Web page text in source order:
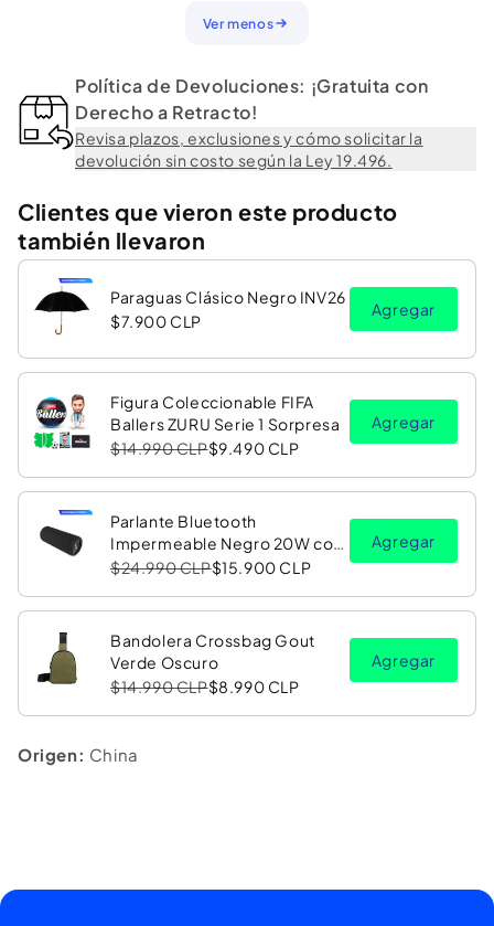
Ver menos
Política de Devoluciones: ¡Gratuita con
Derecho a Retracto!
Revisa plazos, exclusiones y cómo solicitar la
devolución sin costo según la Ley 19.496.
Clientes que vieron este producto
también llevaron
Paraguas Clásico Negro INV26
$7.900 CLP
Agregar
Figura Coleccionable FIFA
Ballers ZURU Serie 1 Sorpresa
$14.990 CLP$9.490 CLP
Agregar
Parlante Bluetooth
Impermeable Negro 20W con
Luz LED RGB PV26 Copec
$24.990 CLP$15.900 CLP
Agregar
Bandolera Crossbag Gout
Verde Oscuro
$14.990 CLP$8.990 CLP
Agregar
Origen: China